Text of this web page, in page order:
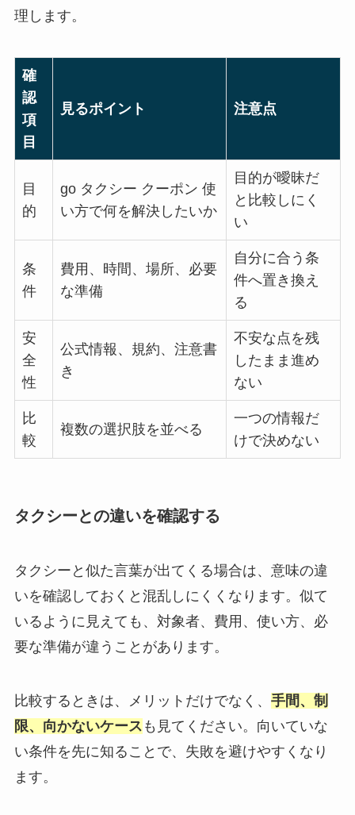
理します。
確
認
項
目
見るポイント 注意点
目
的
go タクシー クーポン 使
い方で何を解決したいか
目的が曖昧だ
と比較しにく
い
条
件
費用、時間、場所、必要
な準備
自分に合う条
件へ置き換え
る
安
全
性
公式情報、規約、注意書
き
不安な点を残
したまま進め
ない
比
較
複数の選択肢を並べる
一つの情報だ
けで決めない
タクシーとの違いを確認する
タクシーと似た言葉が出てくる場合は、意味の違
いを確認しておくと混乱しにくくなります。似て
いるように見えても、対象者、費用、使い方、必
要な準備が違うことがあります。
比較するときは、メリットだけでなく、 手間、制
限、向かないケース も見てください。向いていな
い条件を先に知ることで、失敗を避けやすくなり
ます。